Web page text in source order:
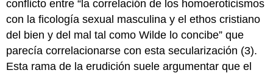
conflicto entre “la correlación de los homoeroticismos
con la ficología sexual masculina y el ethos cristiano
del bien y del mal tal como Wilde lo concibe” que
parecía correlacionarse con esta secularización (3).
Esta rama de la erudición suele argumentar que el